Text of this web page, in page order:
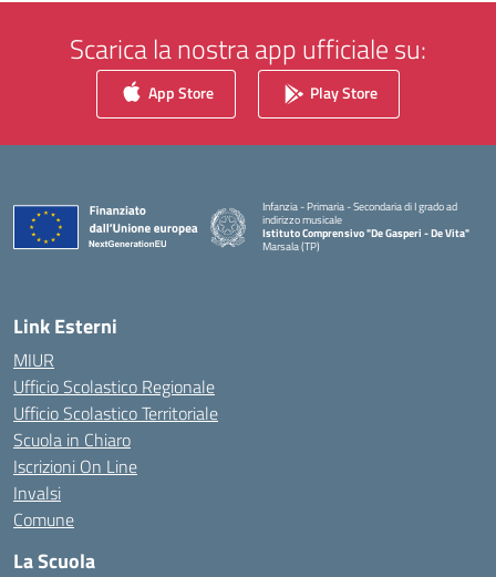
Scarica la nostra app ufficiale su:
App Store Play Store
Infanzia - Primaria - Secondaria di I grado ad
indirizzo musicale
Istituto Comprensivo "De Gasperi - De Vita"
Marsala (TP)
Link Esterni
MIUR
Ufficio Scolastico Regionale
Ufficio Scolastico Territoriale
Scuola in Chiaro
Iscrizioni On Line
Invalsi
Comune
La Scuola